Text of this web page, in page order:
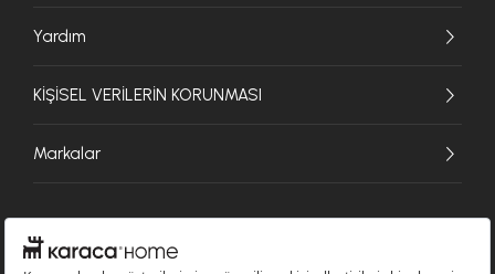
Yardım
KİŞİSEL VERİLERİN KORUNMASI
Markalar